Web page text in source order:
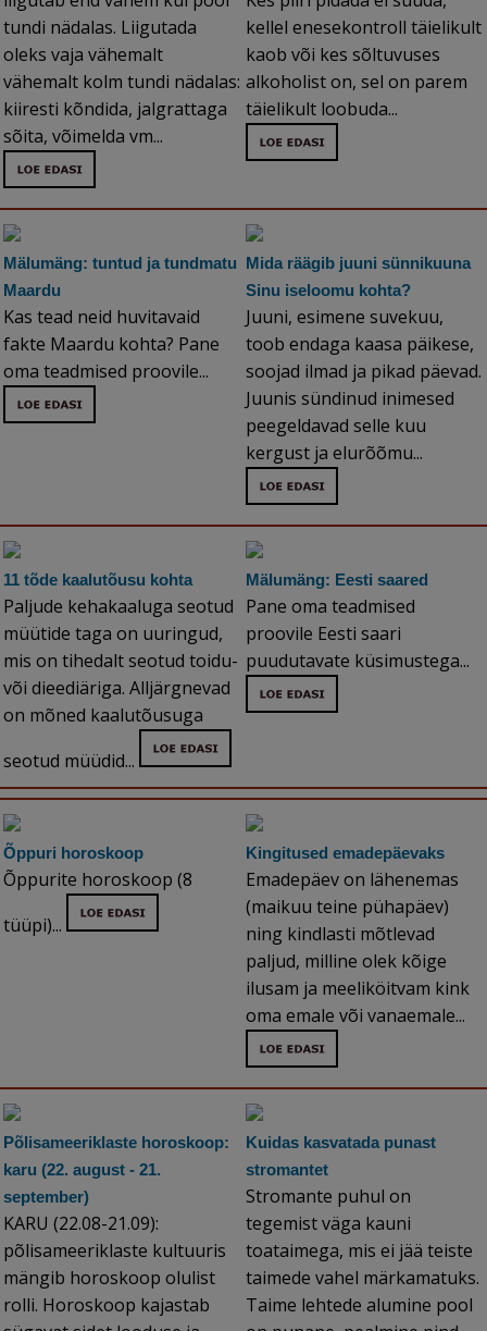
tundi nädalas. Liigutada
oleks vaja vähemalt
vähemalt kolm tundi nädalas:
kiiresti kõndida, jalgrattaga
sõita, võimelda vm...
kellel enesekontroll täielikult
kaob või kes sõltuvuses
alkoholist on, sel on parem
täielikult loobuda...
Mälumäng: tuntud ja tundmatu
Maardu
Kas tead neid huvitavaid
fakte Maardu kohta? Pane
oma teadmised proovile...
Mida räägib juuni sünnikuuna
Sinu iseloomu kohta?
Juuni, esimene suvekuu,
toob endaga kaasa päikese,
soojad ilmad ja pikad päevad.
Juunis sündinud inimesed
peegeldavad selle kuu
kergust ja elurõõmu...
11 tõde kaalutõusu kohta
Paljude kehakaaluga seotud
müütide taga on uuringud,
mis on tihedalt seotud toidu-
või dieediäriga. Alljärgnevad
on mõned kaalutõusuga
seotud müüdid...
Mälumäng: Eesti saared
Pane oma teadmised
proovile Eesti saari
puudutavate küsimustega...
Õppuri horoskoop
Õppurite horoskoop (8
tüüpi)...
Kingitused emadepäevaks
Emadepäev on lähenemas
(maikuu teine pühapäev)
ning kindlasti mõtlevad
paljud, milline olek kõige
ilusam ja meeliköitvam kink
oma emale või vanaemale...
Põlisameeriklaste horoskoop:
karu (22. august - 21.
september)
KARU (22.08-21.09):
põlisameeriklaste kultuuris
mängib horoskoop olulist
rolli. Horoskoop kajastab
Kuidas kasvatada punast
stromantet
Stromante puhul on
tegemist väga kauni
toataimega, mis ei jää teiste
taimede vahel märkamatuks.
Taime lehtede alumine pool